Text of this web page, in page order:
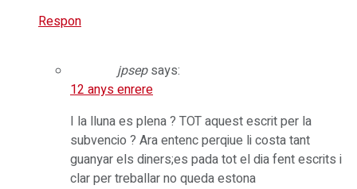
Respon
jpsep says:
12 anys enrere
I la lluna es plena ? TOT aquest escrit per la
subvencio ? Ara entenc perqiue li costa tant
guanyar els diners;es pada tot el dia fent escrits i
clar per treballar no queda estona